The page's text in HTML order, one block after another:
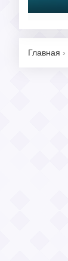
Главная ›